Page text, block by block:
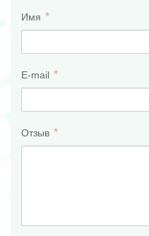
Имя
E-mail
Отзыв